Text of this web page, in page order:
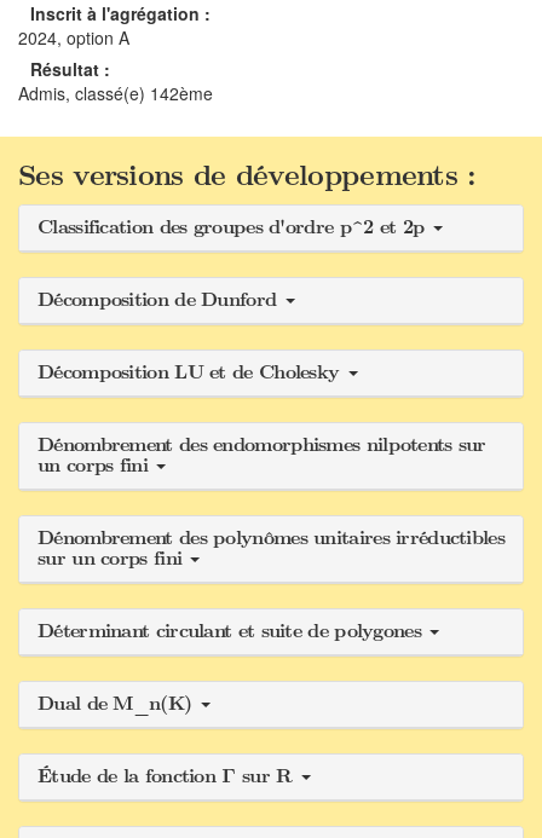
Inscrit à l'agrégation :
2024, option A
Résultat :
Admis, classé(e) 142ème
Ses versions de développements :
Classification des groupes d'ordre p^2 et 2p
Décomposition de Dunford
Décomposition LU et de Cholesky
Dénombrement des endomorphismes nilpotents sur
un corps fini
Dénombrement des polynômes unitaires irréductibles
sur un corps fini
Déterminant circulant et suite de polygones
Dual de M_n(K)
Étude de la fonction Γ sur R